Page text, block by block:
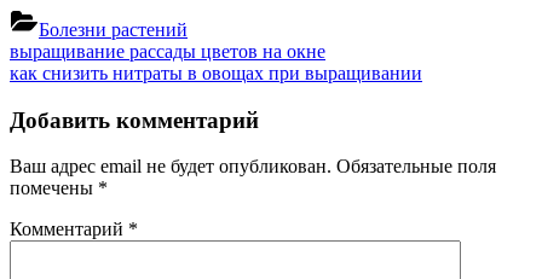
Болезни растений
Навигация
по
записям
Previous
Post:
выращивание рассады цветов на окне
Next
как снизить нитраты в овощах при выращивании
Добавить комментарий
Ваш адрес email не будет опубликован. Обязательные поля
помечены *
Комментарий *